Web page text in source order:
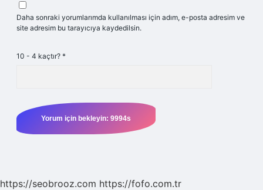
Daha sonraki yorumlarımda kullanılması için adım, e-posta adresim ve
site adresim bu tarayıcıya kaydedilsin.
10 - 4 kaçtır? *
https://seobrooz.com https://fofo.com.tr